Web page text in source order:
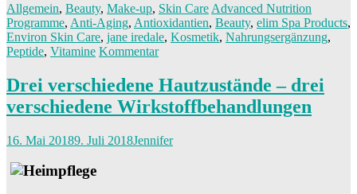
Allgemein, Beauty, Make-up, Skin Care Advanced Nutrition
Programme, Anti-Aging, Antioxidantien, Beauty, elim Spa Products,
Environ Skin Care, jane iredale, Kosmetik, Nahrungsergänzung,
Peptide, Vitamine Kommentar
Drei verschiedene Hautzustände – drei
verschiedene Wirkstoffbehandlungen
16. Mai 20189. Juli 2018Jennifer